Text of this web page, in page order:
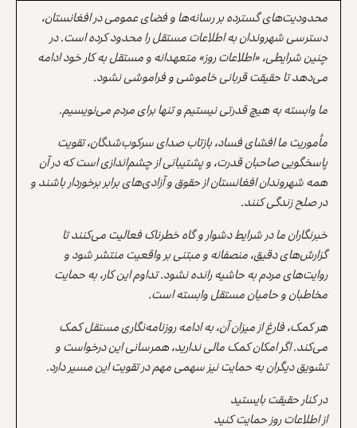
محدودیت‌های گسترده بر رسانه‌ها و فضای عمومی در افغانستان،
دسترسی شهروندان به اطلاعات مستقل را محدود کرده است. در
چنین شرایطی، «اطلاعات روز» متعهدانه و مستقل به کار خود ادامه
می‌دهد تا حقیقت قربانی خاموشی و فراموشی نشود.
ما وابسته به هیچ قدرتی نیستیم و تنها برای مردم می‌نویسیم.
مأموریت ما افشای فساد، بازتاب صدای سرکوب‌شدگان، تقویت
پاسخگویی صاحبان قدرت، و پشتیبانی از چشم‌اندازی است که در آن
همه شهروندان افغانستان از حقوق و آزادی‌های برابر برخوردار باشند و
در صلح زندگی کنند.
خبرنگاران ما در شرایط دشوار و گاه خطرناک فعالیت می‌کنند تا
گزارش‌های دقیق، منصفانه و مبتنی بر واقعیت منتشر شود و
روایت‌های مردم به حاشیه رانده نشود. تداوم این کار، به حمایت
مخاطبان و حامیان مستقل وابسته است.
هر کمک، فارغ از میزان آن، به ادامه روزنامه‌نگاری مستقل کمک
می‌کند. اگر امکان کمک مالی ندارید، همرسانی این درخواست و
تشویق دیگران به حمایت نیز سهمی مهم در تقویت این مسیر دارد.
در کنار حقیقت بایستید
از اطلاعات روز حمایت کنید